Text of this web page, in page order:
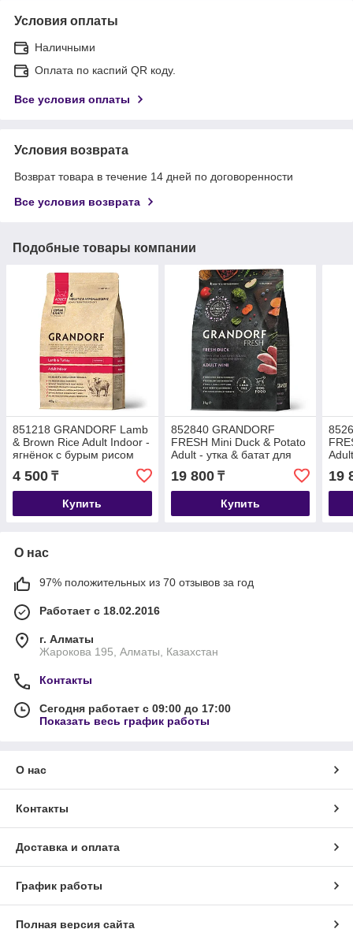
Условия оплаты
Наличными
Оплата по каспий QR коду.
Все условия оплаты
Условия возврата
Возврат товара в течение 14 дней по договоренности
Все условия возврата
Подобные товары компании
851218 GRANDORF Lamb
& Brown Rice Adult Indoor -
ягнёнок с бурым рисом
для кошек, уп.400гр.
4 500 ₸
Купить
852840 GRANDORF
FRESH Mini Duck & Potato
Adult - утка & батат для
мини от 1 года уп. 3 кг
19 800₸
Купить
уп.
19
О нас
97% положительных из 70 отзывов за год
Работает с 18.02.2016
г. Алматы
Жарокова 195, Алматы, Казахстан
Контакты
Сегодня работает с 09:00 до 17:00
Показать весь график работы
О нас
Контакты
Доставка и оплата
График работы
Полная версия сайта